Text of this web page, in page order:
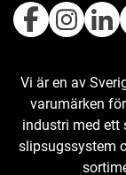
Vi är en av
varumärken
industri med ett
slipsugssystem